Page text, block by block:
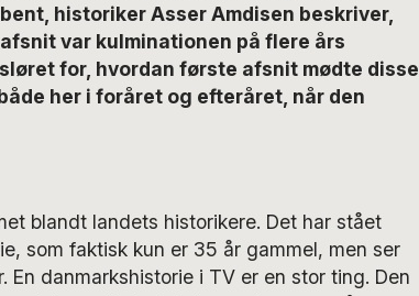
historiker Asser Amdisen beskriver,
var kulminationen på flere års
for, hvordan første afsnit mødte disse
her i foråret og efteråret, når den
blandt landets historikere. Det har stået
som faktisk kun er 35 år gammel, men ser
danmarkshistorie i TV er en stor ting. Den